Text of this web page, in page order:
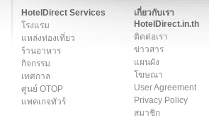
HotelDirect Services
โรงแรม
แหล่งท่องเที่ยว
ร้านอาหาร
กิจกรรม
เทศกาล
ศูนย์ OTOP
แพคเกจทัวร์
เกี่ยวกับเรา
HotelDirect.in.th
ติดต่อเรา
ข่าวสาร
แผนผัง
โฆษณา
User Agreement
Privacy Policy
สมาชิก